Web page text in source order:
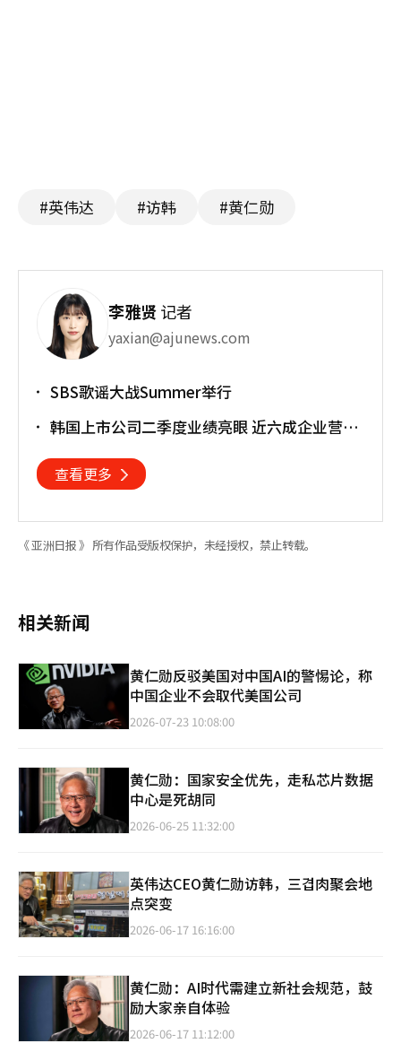
#英伟达 #访韩 #黄仁勋
李雅贤记者
yaxian@ajunews.com
SBS歌谣大战Summer举行
韩国上市公司二季度业绩亮眼 近六成企业营业
查看更多
《 亚洲日报 》 所有作品受版权保护，未经授权，禁止转载。
相关新闻
黄仁勋反驳美国对中国AI的警惕论，称
中国企业不会取代美国公司
2026-07-23 10:08:00
黄仁勋：国家安全优先，走私芯片数据
中心是死胡同
2026-06-25 11:32:00
英伟达CEO黄仁勋访韩，三겹肉聚会地
点突变
2026-06-17 16:16:00
黄仁勋：AI时代需建立新社会规范，鼓
励大家亲自体验
2026-06-17 11:12:00